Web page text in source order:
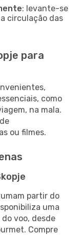
: levante-se
circulação das
para
como
na mala.
ou filmes.
partir do
uma
voo, desde
Compre